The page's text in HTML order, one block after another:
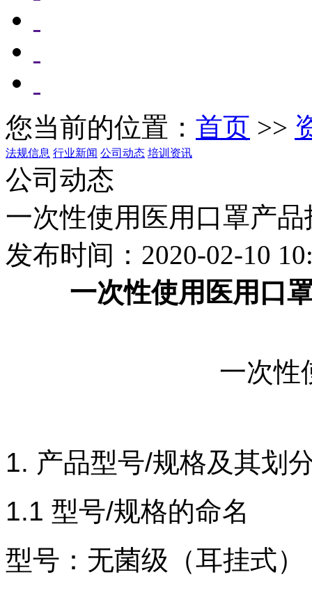
您当前的位置： 首页 >>
法规信息 行业新闻 公司动态 培训资讯
公司动态
一次性使用医用口罩产
发布时间：2020-02-10
一次性使用医用口
一次性
1. 产品型号/规格及其划
1.1 型号/规格的命名
型号：无菌级（耳挂式）